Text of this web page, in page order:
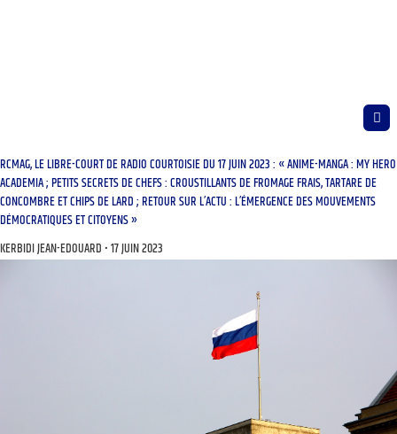
RCMAG, LE LIBRE-COURT DE RADIO COURTOISIE DU 17 JUIN 2023 : « ANIME-MANGA : MY HERO
ACADEMIA ; PETITS SECRETS DE CHEFS : CROUSTILLANTS DE FROMAGE FRAIS, TARTARE DE
CONCOMBRE ET CHIPS DE LARD ; RETOUR SUR L’ACTU : L’ÉMERGENCE DES MOUVEMENTS
DÉMOCRATIQUES ET CITOYENS »
KERBIDI JEAN-EDOUARD 17 JUIN 2023